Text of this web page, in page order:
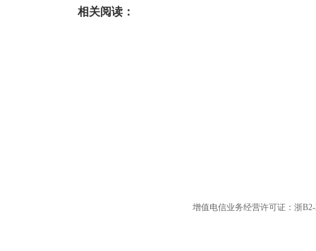
相关阅读：
增值电信业务经营许可证：浙